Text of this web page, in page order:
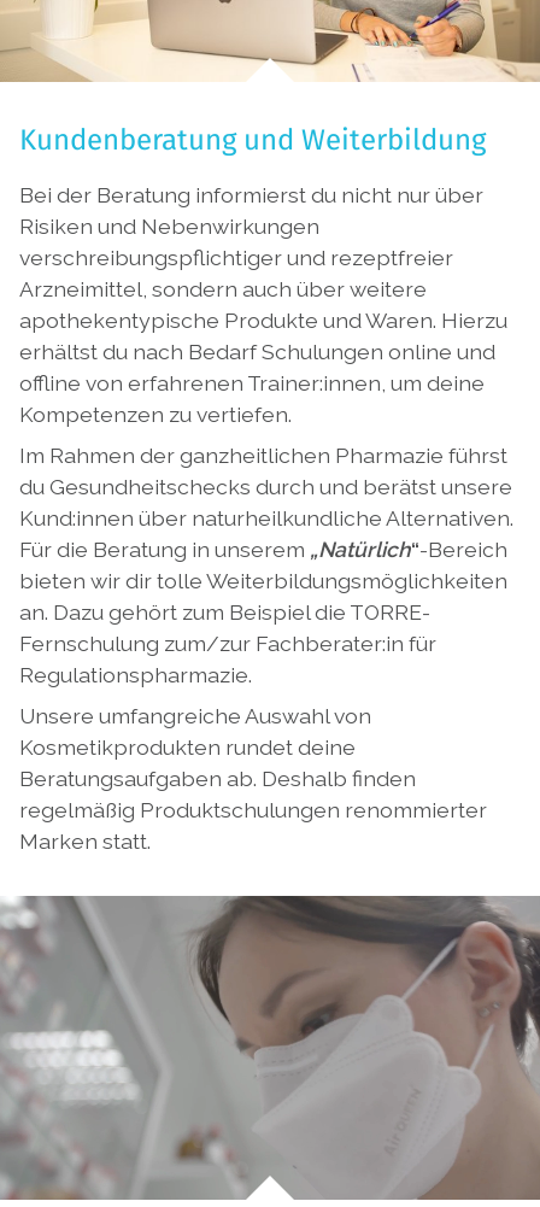
Kundenberatung und Weiterbildung
Bei der Beratung informierst du nicht nur über
Risiken und Nebenwirkungen
verschreibungspflichtiger und rezeptfreier
Arzneimittel, sondern auch über weitere
apothekentypische Produkte und Waren. Hierzu
erhältst du nach Bedarf Schulungen online und
offline von erfahrenen Trainer:innen, um deine
Kompetenzen zu vertiefen.
Im Rahmen der ganzheitlichen Pharmazie führst
du Gesundheitschecks durch und berätst unsere
Kund:innen über naturheilkundliche Alternativen.
Für die Beratung in unserem „Natürlich“-Bereich
bieten wir dir tolle Weiterbildungsmöglichkeiten
an. Dazu gehört zum Beispiel die TORRE-
Fernschulung zum/zur Fachberater:in für
Regulationspharmazie.
Unsere umfangreiche Auswahl von
Kosmetikprodukten rundet deine
Beratungsaufgaben ab. Deshalb finden
regelmäßig Produktschulungen renommierter
Marken statt.